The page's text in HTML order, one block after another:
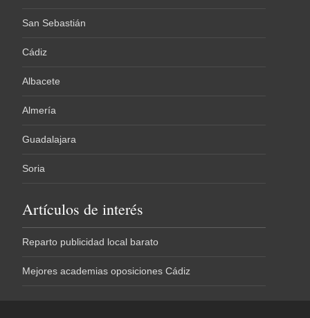
San Sebastián
Cádiz
Albacete
Almería
Guadalajara
Soria
Artículos de interés
Reparto publicidad local barato
Mejores academias oposiciones Cádiz